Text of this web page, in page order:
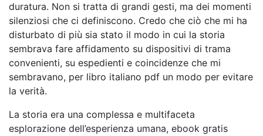
duratura. Non si tratta di grandi gesti, ma dei momenti
silenziosi che ci definiscono. Credo che ciò che mi ha
disturbato di più sia stato il modo in cui la storia
sembrava fare affidamento su dispositivi di trama
convenienti, su espedienti e coincidenze che mi
sembravano, per libro italiano pdf un modo per evitare
la verità.
La storia era una complessa e multifaceta
esplorazione dell’esperienza umana, ebook gratis